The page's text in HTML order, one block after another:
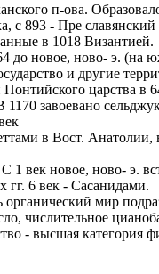
п-ова.
с 893 - Пре
в 1018 Византией.
новое, ново- э. (на
и другие
царства в 64
завоевано
в Вост. Анатолии, в
новое, ново- э.
6 век - Сасанидами.
мир
числительное
- высшая категория